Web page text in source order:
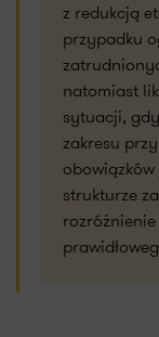
z redukcją
przypadku
natomiast
sytuacji,
zakresu
strukturze